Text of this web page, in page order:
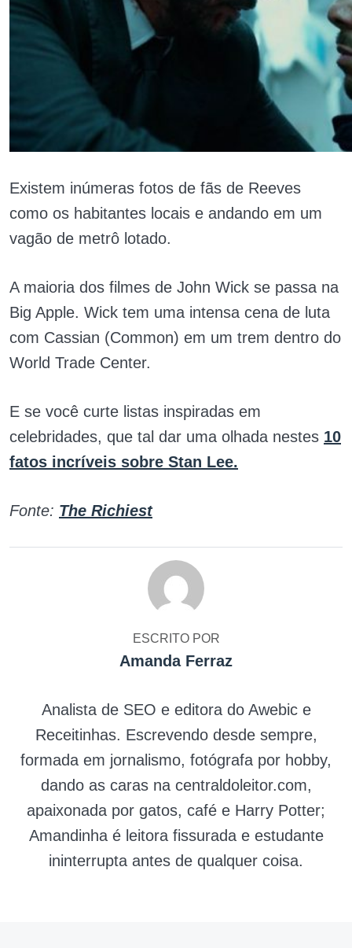
Existem inúmeras fotos de fãs de Reeves
como os habitantes locais e andando em um
vagão de metrô lotado.
A maioria dos filmes de John Wick se passa na
Big Apple. Wick tem uma intensa cena de luta
com Cassian (Common) em um trem dentro do
World Trade Center.
E se você curte listas inspiradas em
celebridades, que tal dar uma olhada nestes 10
fatos incríveis sobre Stan Lee.
Fonte: The Richiest
ESCRITO POR
Amanda Ferraz
Analista de SEO e editora do Awebic e
Receitinhas. Escrevendo desde sempre,
formada em jornalismo, fotógrafa por hobby,
dando as caras na centraldoleitor.com,
apaixonada por gatos, café e Harry Potter;
Amandinha é leitora fissurada e estudante
ininterrupta antes de qualquer coisa.